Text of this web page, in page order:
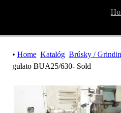
• Home Katalóg Brúsky /
gulato BUA25/630- Sold